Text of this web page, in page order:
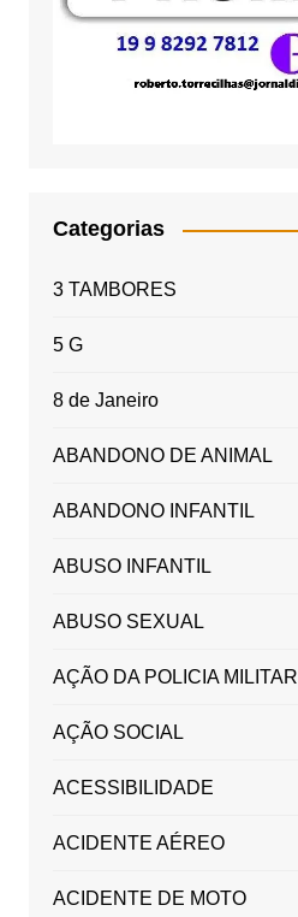
Categorias
3 TAMBORES
5 G
8 de Janeiro
ABANDONO DE ANIMAL
ABANDONO INFANTIL
ABUSO INFANTIL
ABUSO SEXUAL
AÇÃO DA POLICIA MILITAR
AÇÃO SOCIAL
ACESSIBILIDADE
ACIDENTE AÉREO
ACIDENTE DE MOTO